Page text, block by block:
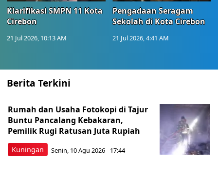
Klarifikasi SMPN 11 Kota
Cirebon
21 Jul 2026, 10:13 AM
Pengadaan Seragam
Sekolah di Kota Cirebon
21 Jul 2026, 4:41 AM
Berita Terkini
Kuningan
Rumah dan Usaha Fotokopi di Tajur
Buntu Pancalang Kebakaran,
Pemilik Rugi Ratusan Juta Rupiah
Senin, 10 Agu 2026 - 17:44